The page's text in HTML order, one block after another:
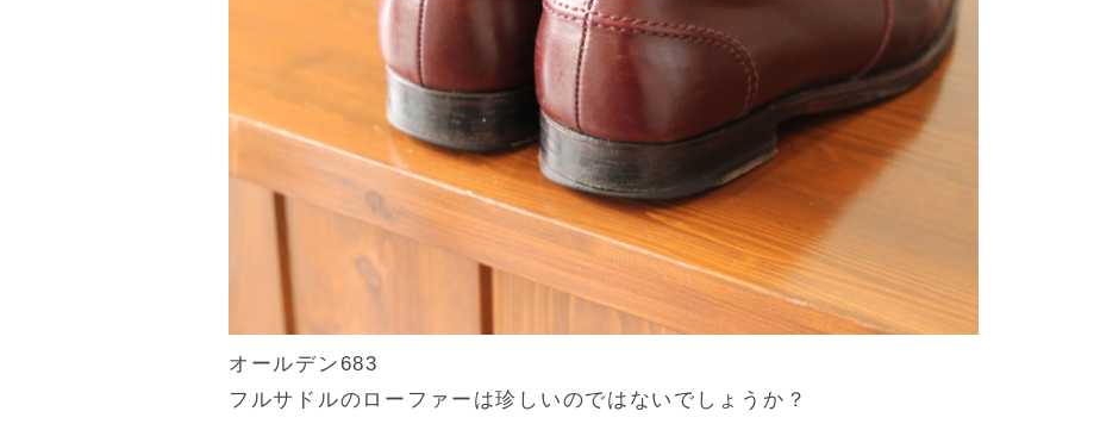
オールデン683
フルサドルのローファーは珍しいのではないでしょうか？